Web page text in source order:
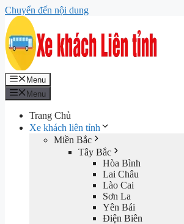
Chuyển đến nội dung
Menu
Menu
Trang Chủ
Xe khách liên tỉnh
Miền Bắc
Tây Bắc
Hòa Bình
Lai Châu
Lào Cai
Sơn La
Yên Bái
Điện Biên